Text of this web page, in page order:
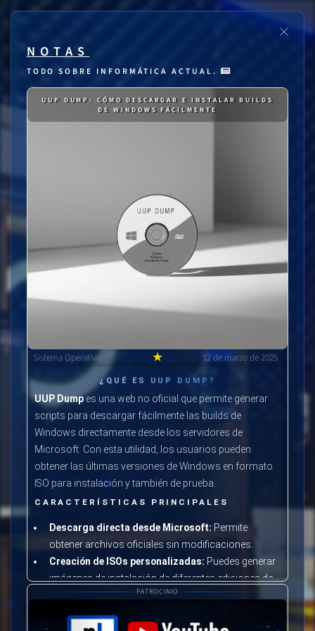
NOTAS
TODO SOBRE INFORMÁTICA ACTUAL.
UUP DUMP: CÓMO DESCARGAR E INSTALAR BUILDS
DE WINDOWS FÁCILMENTE
Sistema Operativo ★ 12 de marzo de 2025
¿QUÉ ES UUP DUMP?
UUP Dumpes una web no oficial que permite generar
scripts para descargar fácilmente las builds de
Windows directamente desde los servidores de
Microsoft. Con esta utilidad, los usuarios pueden
obtener las últimas versiones de Windows en formato
ISO para instalación y también de prueba.
CARACTERÍSTICAS PRINCIPALES
Descarga directa desde Microsoft: Permite
obtener archivos oficiales sin modificaciones.
Creación de ISOs personalizadas: Puedes generar
imágenes de instalación de diferentes ediciones de
Windows.
Soporta las versiones Insider Preview y estables.
PATROCINIO